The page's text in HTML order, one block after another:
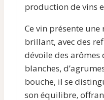
production de vins
Ce vin présente une
brillant, avec des
dévoile des arômes
blanches,
bouche, il se
son équilibre,